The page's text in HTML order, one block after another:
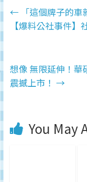
←「這個牌子的車
【爆料公社事件】
想像 無限延伸！華
震撼上市！ →
You May